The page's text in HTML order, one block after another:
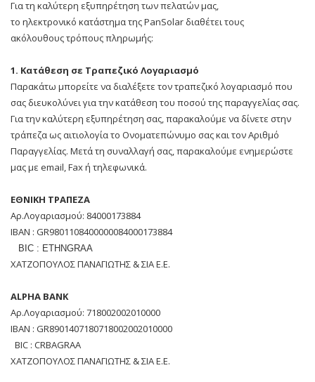
Για τη καλύτερη εξυπηρέτηση των πελατών μας,
το ηλεκτρονικό κατάστημα της PanSolar διαθέτει τους
ακόλουθους τρόπους πληρωμής:
1. Κατάθεση σε Τραπεζικό Λογαριασμό
Παρακάτω μπορείτε να διαλέξετε τον τραπεζικό λογαριασμό που
σας διευκολύνει για την κατάθεση του ποσού της παραγγελίας σας.
Για την καλύτερη εξυπηρέτηση σας, παρακαλούμε να δίνετε στην
τράπεζα ως αιτιολογία το Ονοματεπώνυμο σας και τον Αριθμό
Παραγγελίας. Μετά τη συναλλαγή σας, παρακαλούμε ενημερώστε
μας με email, Fax ή τηλεφωνικά.
ΕΘΝΙΚΗ ΤΡΑΠΕΖΑ
Αρ.Λογαριασμού: 84000173884
ΙΒΑΝ : GR9801108400000084000173884
BIC : ETHNGRAA
ΧΑΤΖΟΠΟΥΛΟΣ ΠΑΝΑΓΙΩΤΗΣ & ΣΙΑ Ε.Ε.
ALPHA BANK
Αρ.Λογαριασμού: 718002002010000
ΙΒΑΝ : GR8901407180718002002010000
BIC : CRBAGRAA
ΧΑΤΖΟΠΟΥΛΟΣ ΠΑΝΑΓΙΩΤΗΣ & ΣΙΑ Ε.Ε.